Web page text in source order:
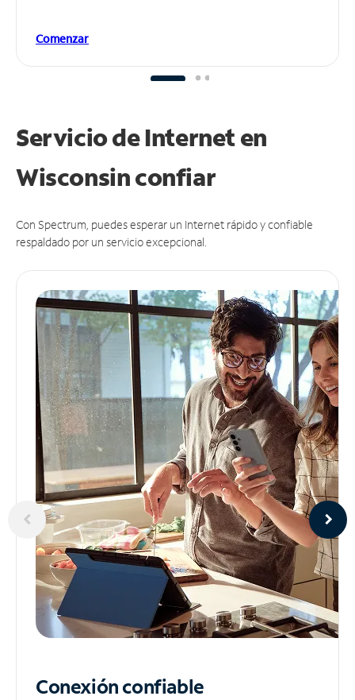
Comenzar
Servicio de Internet en
Wisconsinconfiar
Con Spectrum, puedes esperar un Internet rápido y confiable
respaldado por un servicio excepcional.
Conexión confiable